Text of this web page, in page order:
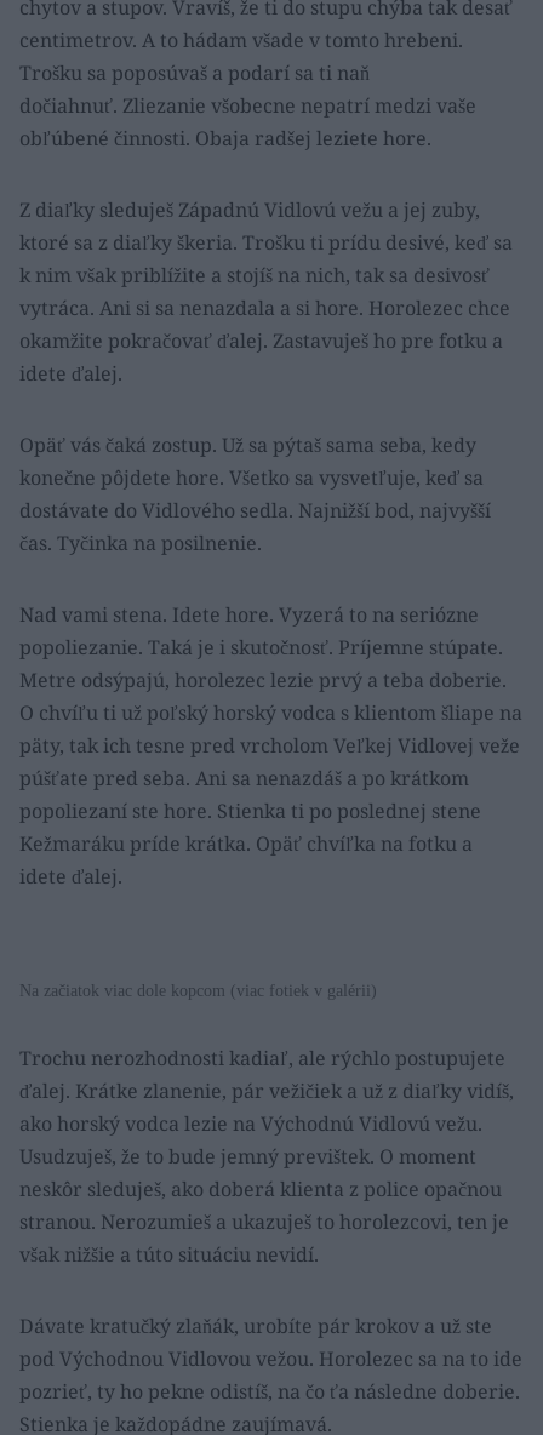
chytov a stupov. Vravíš, že ti do stupu chýba tak desať
centimetrov. A to hádam všade v tomto hrebeni.
Trošku sa poposúvaš a podarí sa ti naň
dočiahnuť. Zliezanie všobecne nepatrí medzi vaše
obľúbené činnosti. Obaja radšej leziete hore.
Z diaľky sleduješ Západnú Vidlovú vežu a jej zuby,
ktoré sa z diaľky škeria. Trošku ti prídu desivé, keď sa
k nim však priblížite a stojíš na nich, tak sa desivosť
vytráca. Ani si sa nenazdala a si hore. Horolezec chce
okamžite pokračovať ďalej. Zastavuješ ho pre fotku a
idete ďalej.
Opäť vás čaká zostup. Už sa pýtaš sama seba, kedy
konečne pôjdete hore. Všetko sa vysvetľuje, keď sa
dostávate do Vidlového sedla. Najnižší bod, najvyšší
čas. Tyčinka na posilnenie.
Nad vami stena. Idete hore. Vyzerá to na seriózne
popoliezanie. Taká je i skutočnosť. Príjemne stúpate.
Metre odsýpajú, horolezec lezie prvý a teba doberie.
O chvíľu ti už poľský horský vodca s klientom šliape na
päty, tak ich tesne pred vrcholom Veľkej Vidlovej veže
púšťate pred seba. Ani sa nenazdáš a po krátkom
popoliezaní ste hore. Stienka ti po poslednej stene
Kežmaráku príde krátka. Opäť chvíľka na fotku a
idete ďalej.
Na začiatok viac dole kopcom (viac fotiek v galérii)
Trochu nerozhodnosti kadiaľ, ale rýchlo postupujete
ďalej. Krátke zlanenie, pár vežičiek a už z diaľky vidíš,
ako horský vodca lezie na Východnú Vidlovú vežu.
Usudzuješ, že to bude jemný previštek. O moment
neskôr sleduješ, ako doberá klienta z police opačnou
stranou. Nerozumieš a ukazuješ to horolezcovi, ten je
však nižšie a túto situáciu nevidí.
Dávate kratučký zlaňák, urobíte pár krokov a už ste
pod Východnou Vidlovou vežou. Horolezec sa na to ide
pozrieť, ty ho pekne odistíš, na čo ťa následne doberie.
Stienka je každopádne zaujímavá.